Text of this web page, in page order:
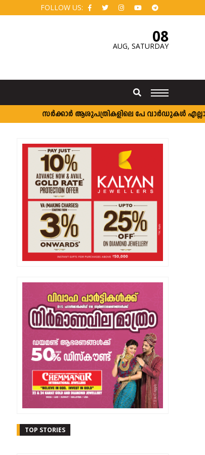
FOLLOW US:
08
AUG, SATURDAY
സർക്കാർ ആശുപത്രികളിലെ പേ വാർഡുകൾ
TOP STORIES